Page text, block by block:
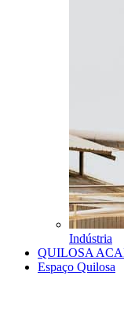
Indústria
QUILOSA
Espaço Quilosa